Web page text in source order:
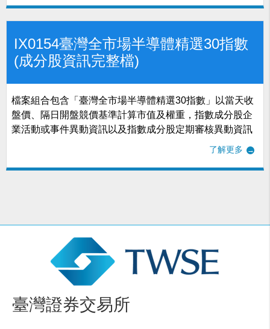
IX0154臺灣全市場半導體精選30指數
(成分股資訊完整檔)
檔案組合包含「臺灣全市場半導體精選30指數」以當天收
盤價、隔日開盤競價基準計算市值及權重，指數成分股企
業活動或事件異動資訊以及指數成分股定期審核異動資訊
了解更多
臺灣證券交易所